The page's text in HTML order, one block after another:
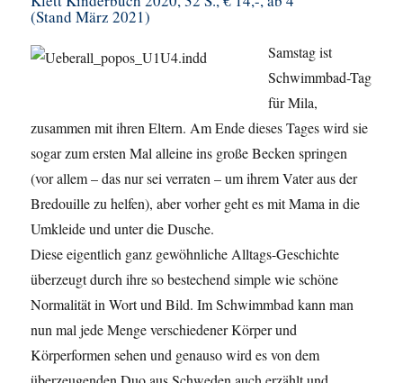
(Stand März 2021)
Samstag ist
Schwimmbad-Tag
für Mila,
zusammen mit ihren Eltern. Am Ende dieses Tages wird sie
sogar zum ersten Mal alleine ins große Becken springen
(vor allem – das nur sei verraten – um ihrem Vater aus der
Bredouille zu helfen), aber vorher geht es mit Mama in die
Umkleide und unter die Dusche.
Diese eigentlich ganz gewöhnliche Alltags-Geschichte
überzeugt durch ihre so bestechend simple wie schöne
Normalität in Wort und Bild. Im Schwimmbad kann man
nun mal jede Menge verschiedener Körper und
Körperformen sehen und genauso wird es von dem